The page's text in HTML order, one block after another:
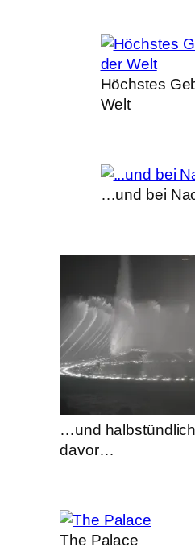
Höchstes
Welt
…und bei
…und
davor…
The Palace